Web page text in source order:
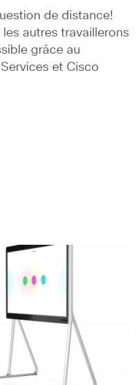
de distance!
les autres travaillerons
grâce au
et Cisco